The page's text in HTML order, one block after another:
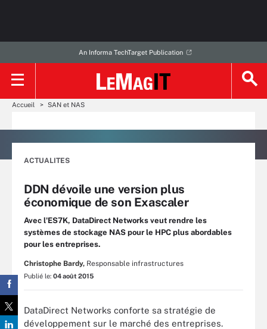
An Informa TechTarget Publication
Accueil SAN et NAS
ACTUALITES
DDN dévoile une version plus
économique de son Exascaler
Avec l'ES7K, DataDirect Networks veut rendre les
systèmes de stockage NAS pour le HPC plus abordables
pour les entreprises.
Christophe Bardy, Responsable infrastructures
Publié le: 04 août 2015
DataDirect Networks conforte sa stratégie de
développement sur le marché des entreprises.